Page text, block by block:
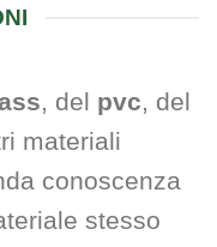
, del pvc, del
materiali
conoscenza
stesso